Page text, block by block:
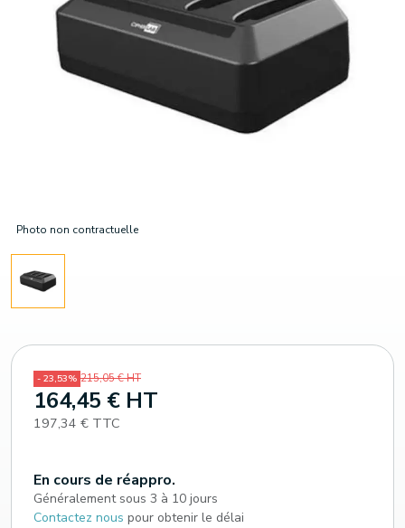
Photo non contractuelle
- 23,53% 215,05 € HT
164,45 € HT
197,34 € TTC
En cours de réappro.
Généralement sous 3 à 10 jours
Contactez nous pour obtenir le délai